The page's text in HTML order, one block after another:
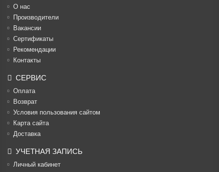
О нас
Производители
Вакансии
Cертификаты
Рекомендации
Контакты
СЕРВИС
Оплата
Возврат
Условия пользования сайтом
Карта сайта
Доставка
УЧЕТНАЯ ЗАПИСЬ
Личный кабинет